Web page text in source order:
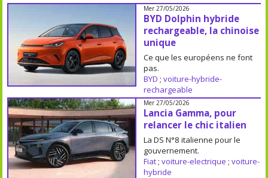
Mer 27/05/2026
BYD Dolphin hybride
rechargeable, la chinoise
unique
Ce que les européens ne font
pas.
BYD ; voiture-hybride-
rechargeable
Mer 27/05/2026
Lancia Gamma, pour
relancer le chic italien
La DS N°8 italienne pour le
gouvernement.
Fiat; voiture-electrique ; voiture-
hybride